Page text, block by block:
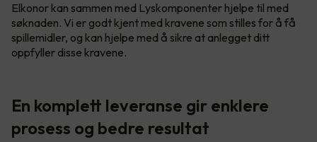
Elkonor kan sammen med Lyskomponenter hjelpe til med
søknaden. Vi er godt kjent med kravene som stilles for å få
spillemidler, og kan hjelpe med å sikre at anlegget ditt
oppfyller disse kravene.
En komplett leveranse gir enklere
prosess og bedre resultat